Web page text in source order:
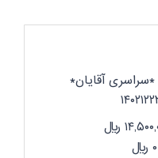
فیت *سراسری آقایان*
۱۴۵۴۲۲
ریال
ریال